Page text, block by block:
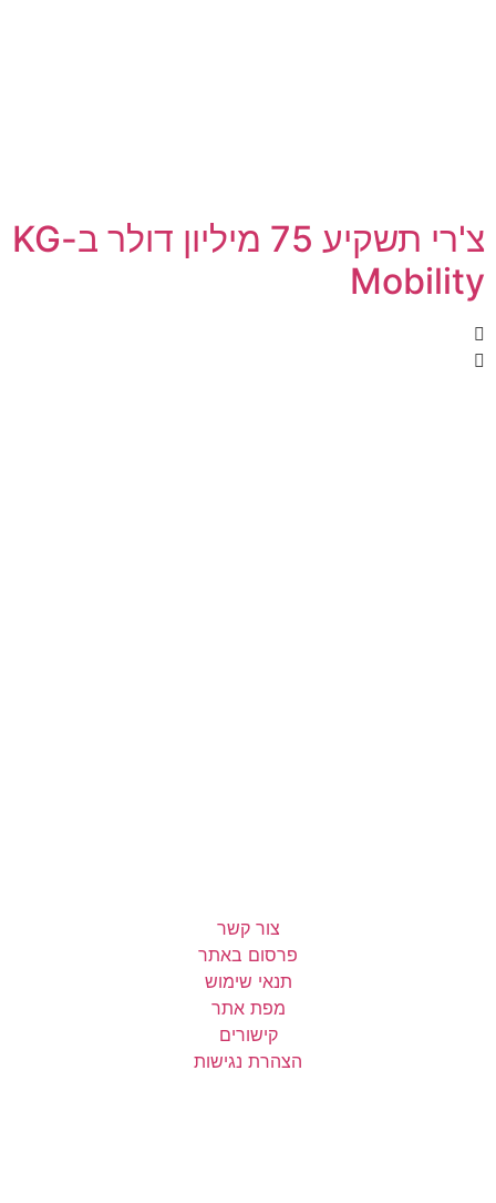
צ'רי תשקיע 75 מיליון דולר ב-KG
Mobility
צור קשר
פרסום באתר
תנאי שימוש
מפת אתר
קישורים
הצהרת נגישות